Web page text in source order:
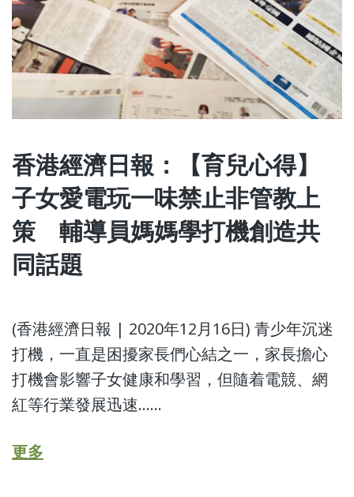
香港經濟日報：【育兒心得】
子女愛電玩一味禁止非管教上
策 輔導員媽媽學打機創造共
同話題
(香港經濟日報 | 2020年12月16日) 青少年沉迷
打機，一直是困擾家長們心結之一，家長擔心
打機會影響子女健康和學習，但隨着電競、網
紅等行業發展迅速......
更多